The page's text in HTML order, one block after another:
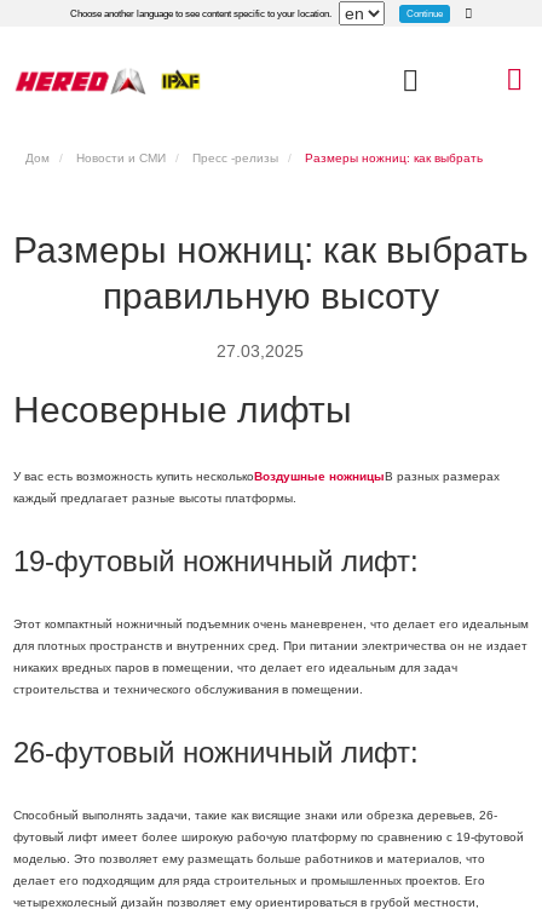
Choose another language to see content specific to your location. Continue
Дом Новости и СМИ Пресс -релизы
Размеры ножниц: как выбрать
правильную высоту
27.03,2025
Несоверные лифты
У вас есть возможность купить несколькоВоздушные ножницыВ разных размерах
каждый предлагает разные высоты платформы.
19-футовый ножничный лифт:
Этот компактный ножничный подъемник очень маневренен, что делает его идеальным
для плотных пространств и внутренних сред. При питании электричества он не издает
никаких вредных паров в помещении, что делает его идеальным для задач
строительства и технического обслуживания в помещении.
26-футовый ножничный лифт:
Способный выполнять задачи, такие как висящие знаки или обрезка деревьев, 26-
футовый лифт имеет более широкую рабочую платформу по сравнению с 19-футовой
моделью. Это позволяет ему размещать больше работников и материалов, что
делает его подходящим для ряда строительных и промышленных проектов. Его
четырехколесный дизайн позволяет ему ориентироваться в грубой местности,